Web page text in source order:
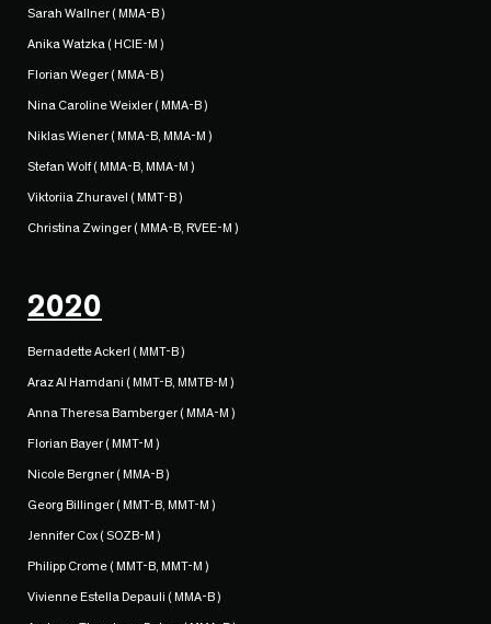
Sarah Wallner ( MMA-B )
Anika Watzka ( HCIE-M )
Florian Weger ( MMA-B )
Nina Caroline Weixler ( MMA-B )
Niklas Wiener ( MMA-B, MMA-M )
Stefan Wolf ( MMA-B, MMA-M )
Viktoriia Zhuravel ( MMT-B )
Christina Zwinger ( MMA-B, RVEE-M )
2020
Bernadette Ackerl ( MMT-B )
Araz Al Hamdani ( MMT-B, MMTB-M )
Anna Theresa Bamberger ( MMA-M )
Florian Bayer ( MMT-M )
Nicole Bergner ( MMA-B )
Georg Billinger ( MMT-B, MMT-M )
Jennifer Cox ( SOZB-M )
Philipp Crome ( MMT-B, MMT-M )
Vivienne Estella Depauli ( MMA-B )